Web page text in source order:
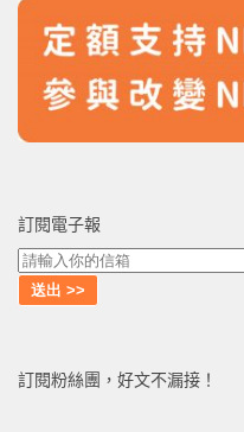
訂閱電子報
訂閱粉絲團，好文不漏接！